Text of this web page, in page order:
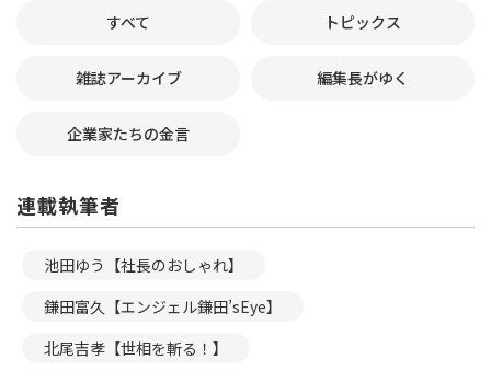
すべて トピックス
雑誌アーカイブ 編集長がゆく
企業家たちの金言
連載執筆者
池田ゆう【社長のおしゃれ】
鎌田富久【エンジェル鎌田’sEye】
北尾吉孝【世相を斬る！】